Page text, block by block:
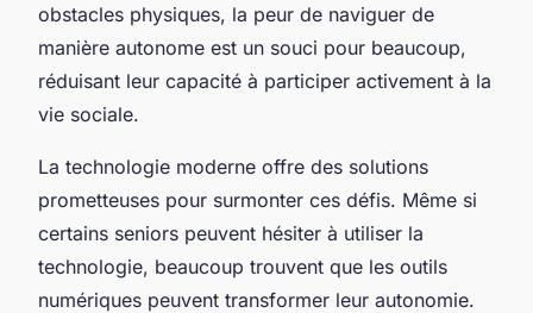
obstacles physiques, la peur de naviguer de
manière autonome est un souci pour beaucoup,
réduisant leur capacité à participer activement à la
vie sociale.
La technologie moderne offre des solutions
prometteuses pour surmonter ces défis. Même si
certains seniors peuvent hésiter à utiliser la
technologie, beaucoup trouvent que les outils
numériques peuvent transformer leur autonomie.